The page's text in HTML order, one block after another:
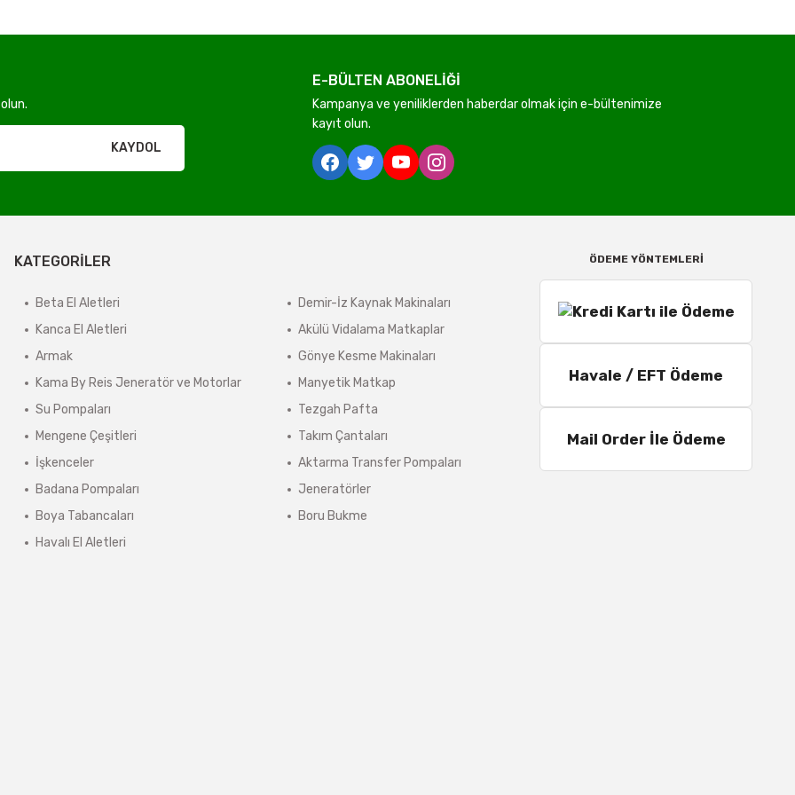
tabidir.
kargo ücreti karşı ödemeli olarak yansıtılabilir.
sistem tarafından otomatik olarak hesaplanmaktadır.
KAYDOL
E-BÜLTEN ABONELİĞİ
Kampanya ve yeniliklerden haberdar olmak için e-bültenimize
kayıt olun.
KATEGORİLER
Beta El Aletleri
Kanca El Aletleri
Armak
Kama By Reis Jeneratör ve Motorlar
Su Pompaları
Mengene Çeşitleri
İşkenceler
Badana Pompaları
Boya Tabancaları
Havalı El Aletleri
Demir-İz Kaynak Makinaları
Akülü Vidalama Matkaplar
Gönye Kesme Makinaları
Manyetik Matkap
Tezgah Pafta
Takım Çantaları
Aktarma Transfer Pompaları
Jeneratörler
Boru Bukme
ÖDEME YÖNTEMLERİ
Havale / EFT Ödeme
Mail Order İle Ödeme